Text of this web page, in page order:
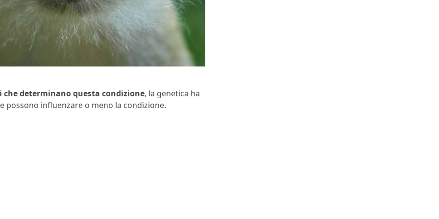
determinano questa condizione, la genetica ha
possono influenzare o meno la condizione.